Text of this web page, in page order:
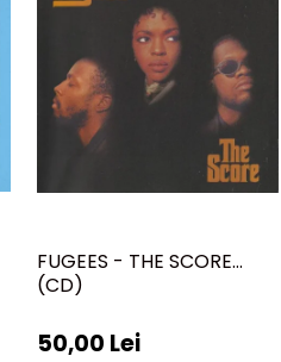
FUGEES - THE SCORE
(CD)
50,00 Lei